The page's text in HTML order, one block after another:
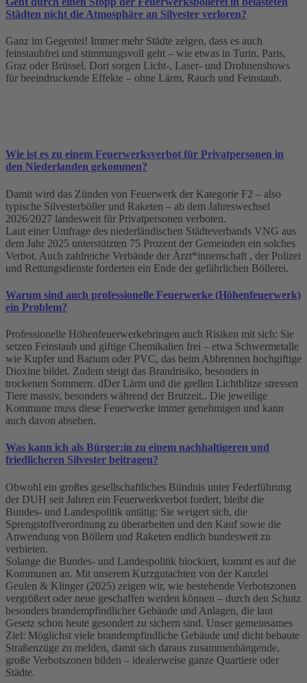
Städten nicht die Atmosphäre an Silvester verloren?
Ganz im Gegentei! Immer mehr Städte zeigen, dass es auch
feinstaubfrei und stimmungsvoll geht – wie etwas in Turin, Paris,
Graz oder Brüssel. Dort sorgen Licht-, Laser- und Drohnenshows
für beeindruckende Effekte – ohne Lärm, Rauch und Feinstaub.
Wie ist es zu einem Feuerwerksverbot für Privatpersonen in
den Niederlanden gekommen?
Damit wird das Zünden von Feuerwerk der Kategorie F2 – also
typische Silvesterböller und Raketen – ab dem Jahreswechsel
2026/2027 landesweit für Privatpersonen verboten.
Laut einer Umfrage des niederländischen Städteverbands VNG aus
dem Jahr 2025 unterstützten 75 Prozent der Gemeinden ein solches
Verbot. Auch zahlreiche Verbände der Ärzt*innenschaft , der Polizei
und Rettungsdienste forderten ein Ende der gefährlichen Böllerei.
Warum sind auch professionelle Feuerwerke (Höhenfeuerwerk)
ein Problem?
Professionelle Höhenfeuerwerkebringen auch Risiken mit sich: Sie
setzen Feinstaub und giftige Chemikalien frei – etwa Schwermetalle
wie Kupfer und Barium oder PVC, das beim Abbrennen hochgiftige
Dioxine bildet. Zudem steigt das Brandrisiko, besonders in
trockenen Sommern. dDer Lärm und die grellen Lichtblitze stressen
Tiere massiv, besonders während der Brutzeit.. Die jeweilige
Kommune muss diese Feuerwerke immer genehmigen und kann
auch davon absehen.
Was kann ich als Bürger:in zu einem nachhaltigeren und
friedlicheren Silvester beitragen?
Obwohl ein großes gesellschaftliches Bündnis unter Federführung
der DUH seit Jahren ein Feuerwerkverbot fordert, bleibt die
Bundes- und Landespolitik untätig: Sie weigert sich, die
Sprengstoffverordnung zu überarbeiten und den Kauf sowie die
Anwendung von Böllern und Raketen endlich bundesweit zu
verbieten.
Solange die Bundes- und Landespolitik blockiert, kommt es auf die
Kommunen an. Mit unserem Kurzgutachten von der Kanzlei
Geulen & Klinger (2025) zeigen wir, wie bestehende Verbotszonen
vergrößert oder neue geschaffen werden können – durch den Schutz
besonders brandempfindlicher Gebäude und Anlagen, die laut
Gesetz schon heute gesondert zu sichern sind. Unser gemeinsames
Ziel: Möglichst viele brandempfindliche Gebäude und dicht bebaute
Straßenzüge zu melden, damit sich daraus zusammenhängende,
große Verbotszonen bilden – idealerweise ganze Quartiere oder
Städte.